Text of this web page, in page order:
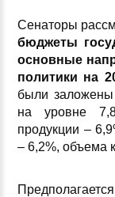
Сенаторы
бюджеты
основные
политики на
были заложены
на уровне
продукции –
– 6,2%, объема